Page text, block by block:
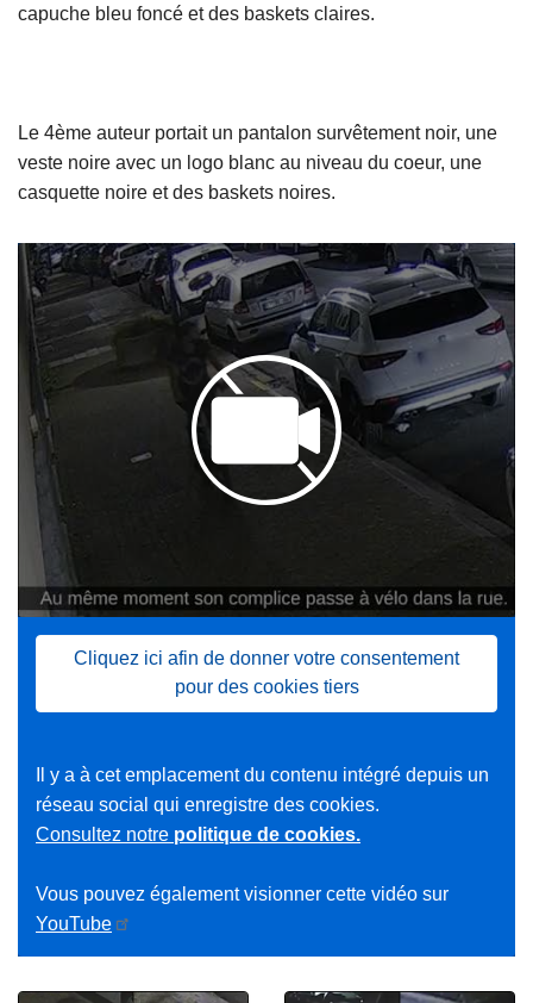
capuche bleu foncé et des baskets claires.
Le 4ème auteur portait un pantalon survêtement noir, une
veste noire avec un logo blanc au niveau du coeur, une
casquette noire et des baskets noires.
Cliquez ici afin de donner votre consentement
pour des cookies tiers
Il y a à cet emplacement du contenu intégré depuis un
réseau social qui enregistre des cookies.
Consultez notre politique de cookies.
Vous pouvez également visionner cette vidéo sur
YouTube